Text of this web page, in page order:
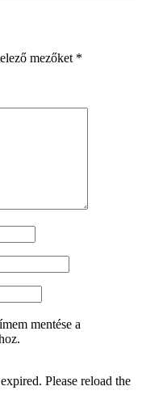
mezőket *
mentése a
Please reload the